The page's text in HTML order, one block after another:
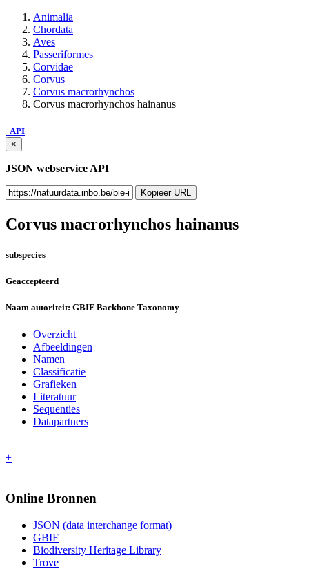
Animalia
Chordata
Aves
Passeriformes
Corvidae
Corvus
Corvus macrorhynchos
Corvus macrorhynchos hainanus
API
×
JSON webservice API
Kopieer URL
Corvus macrorhynchos hainanus
subspecies
Geaccepteerd
Naam autoriteit: GBIF Backbone Taxonomy
Overzicht
Afbeeldingen
Namen
Classificatie
Grafieken
Literatuur
Sequenties
Datapartners
+
Online Bronnen
JSON (data interchange format)
GBIF
Biodiversity Heritage Library
Trove